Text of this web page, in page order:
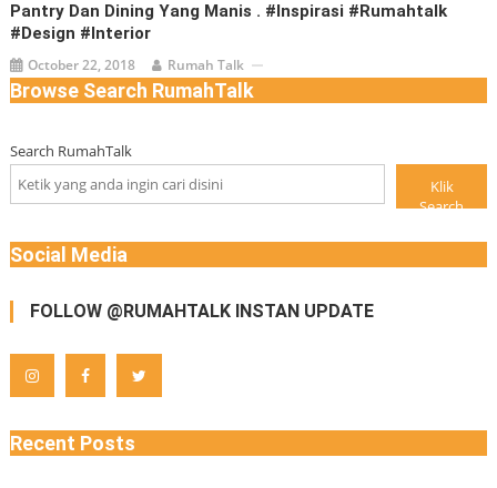
Pantry Dan Dining Yang Manis . #inspirasi #rumahtalk
#design #interior
October 22, 2018 Rumah Talk
Browse Search RumahTalk
Search RumahTalk
Klik
Search
Social Media
FOLLOW @RUMAHTALK INSTAN UPDATE
Recent Posts